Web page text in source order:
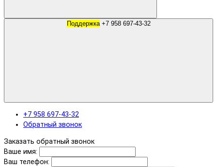
Поддержка +7 958 697-43-32
+7 958 697-43-32
Обратный звонок
Заказать обратный звонок
Ваше имя:
Ваш телефон: